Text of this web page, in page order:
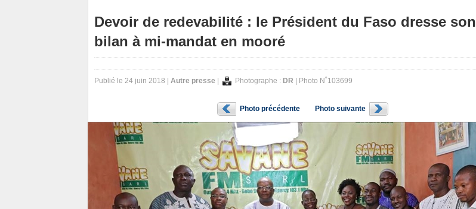
Devoir de redevabilité : le Président du Faso dresse son
bilan à mi-mandat en mooré
Publié le 24 juin 2018 | Autre presse Photographe : DR | Photo N˚103699
Photo précédente Photo suivante